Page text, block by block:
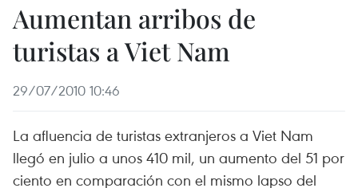
Aumentan arribos de
turistas a Viet Nam
29/07/2010 10:46
La afluencia de turistas extranjeros a Viet Nam
llegó en julio a unos 410 mil, un aumento del 51 por
ciento en comparación con el mismo lapso del